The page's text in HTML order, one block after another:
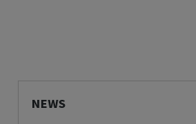
NEWS